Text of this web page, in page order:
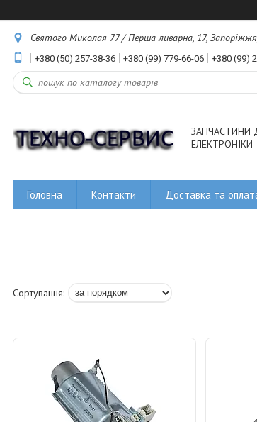
Святого Миколая 77 / Перша ливарна, 17,
+380 (50) 257-38-36 +380 (99) 779-66-06 +380 (99)
ЗАПЧАСТИНИ
ЕЛЕКТРОНІКИ
Головна Контакти Доставка та